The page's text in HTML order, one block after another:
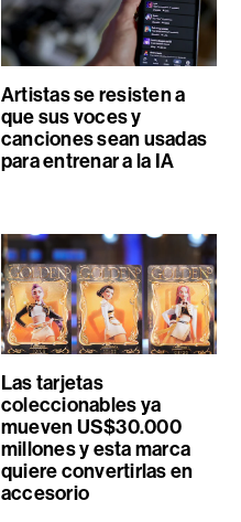
Artistas se resisten a
que sus voces y
canciones sean usadas
para entrenar a la IA
Las tarjetas
coleccionables ya
mueven US$30.000
millones y esta marca
quiere convertirlas en
accesorio